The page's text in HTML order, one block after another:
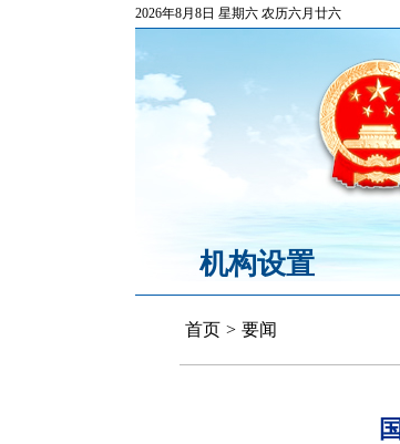
2026年8月8日 星期六 农历六月廿六
机构设置
首页 > 要闻